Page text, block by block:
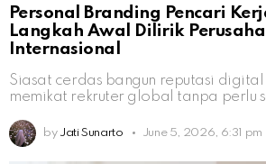
Personal Branding Pencari
Langkah Awal Dilirik
Internasional
Siasat cerdas bangun reputasi
memikat rekruter global tanpa perlu
by Jati Sunarto June 5, 2026, 6:31 pm